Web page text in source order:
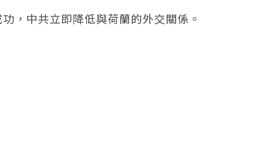
，中共立即降低與荷蘭的外交關係。